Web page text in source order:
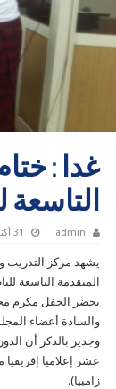
غدا :
التاسعة
admin 31 أكتوبر، 2017
يشهد مركز التدريب
المتقدمة التاسعة
يحضر الحفل مكرم
والسادة أعضاء
وجدير بالذكر أن
عشر إعلاميا
زامبيا).